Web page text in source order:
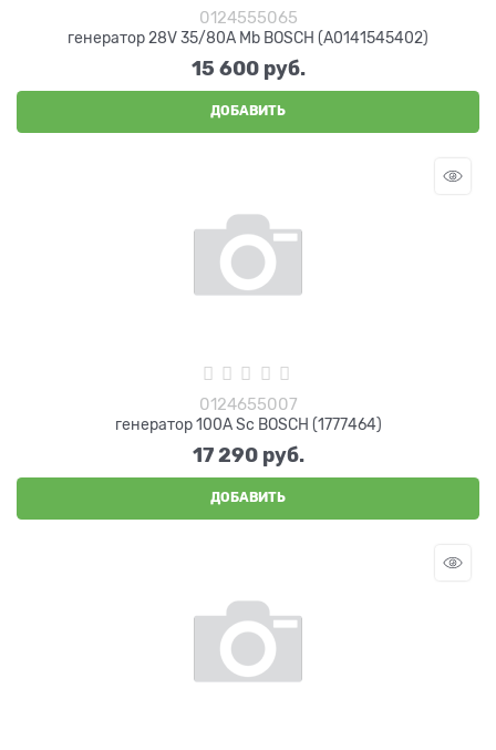
0124555065
генератор 28V 35/80A Mb BOSCH (A0141545402)
15 600 руб.
ДОБАВИТЬ
0124655007
генератор 100A Sc BOSCH (1777464)
17 290 руб.
ДОБАВИТЬ